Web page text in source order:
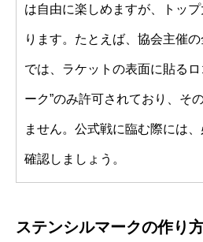
は自由に楽しめますが、トッ
ります。たとえば、協会主催
では、ラケットの表面に貼る
ーク”のみ許可されており、そ
ません。公式戦に臨む際には
確認しましょう。
ステンシルマークの作り